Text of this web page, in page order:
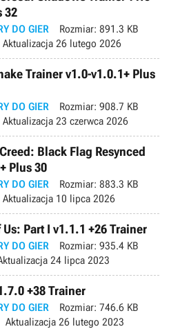
32
DO GIER Rozmiar: 891.3 KB
Aktualizacja 26 lutego 2026
Trainer v1.0-v1.0.1+ Plus
DO GIER Rozmiar: 908.7 KB
Aktualizacja 23 czerwca 2026
Black Flag Resynced
Plus 30
DO GIER Rozmiar: 883.3 KB
Aktualizacja 10 lipca 2026
Part I v1.1.1 +26 Trainer
DO GIER Rozmiar: 935.4 KB
24 lipca 2023
+38 Trainer
DO GIER Rozmiar: 746.6 KB
Aktualizacja 26 lutego 2023